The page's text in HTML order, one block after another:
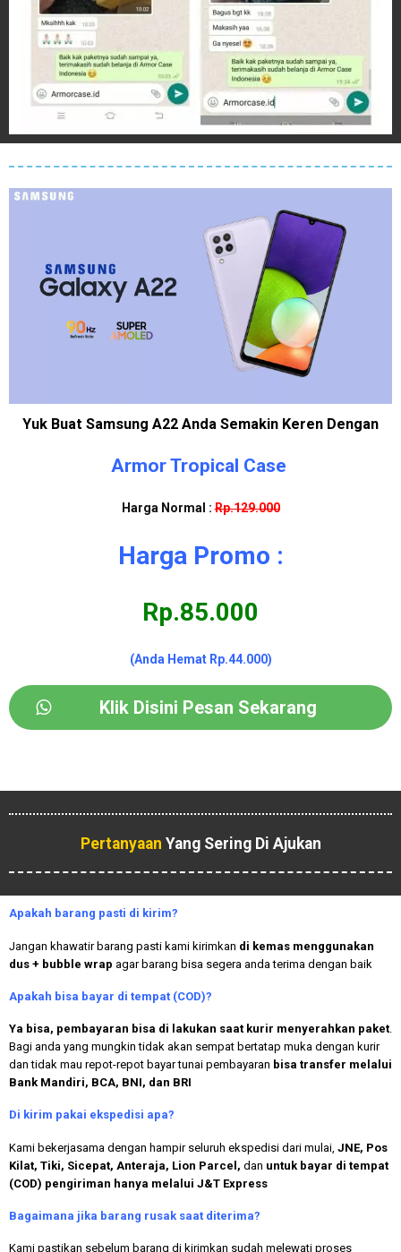
Yuk Buat Samsung A22 Anda Semakin Keren Dengan
Armor Tropical Case
Harga Normal :Rp.129.000
Harga Promo :
Rp.85.000
(Anda Hemat Rp.44.000)
Klik Disini Pesan Sekarang
Pertanyaan Yang Sering Di Ajukan
Apakah barang pasti di kirim?
Jangan khawatir barang pasti kami kirimkan di kemas menggunakan
dus + bubble wrap agar barang bisa segera anda terima dengan baik
Apakah bisa bayar di tempat (COD)?
Ya bisa, pembayaran bisa di lakukan saat kurir menyerahkan paket.
Bagi anda yang mungkin tidak akan sempat bertatap muka dengan kurir
dan tidak mau repot-repot bayar tunai pembayaran bisa transfer melalui
Bank Mandiri, BCA, BNI, dan BRI
Di kirim pakai ekspedisi apa?
Kami bekerjasama dengan hampir seluruh ekspedisi dari mulai, JNE, Pos
Kilat, Tiki, Sicepat, Anteraja, Lion Parcel, dan untuk bayar di tempat
(COD) pengiriman hanya melalui J&T Express
Bagaimana jika barang rusak saat diterima?
Kami pastikan sebelum barang di kirimkan sudah melewati proses